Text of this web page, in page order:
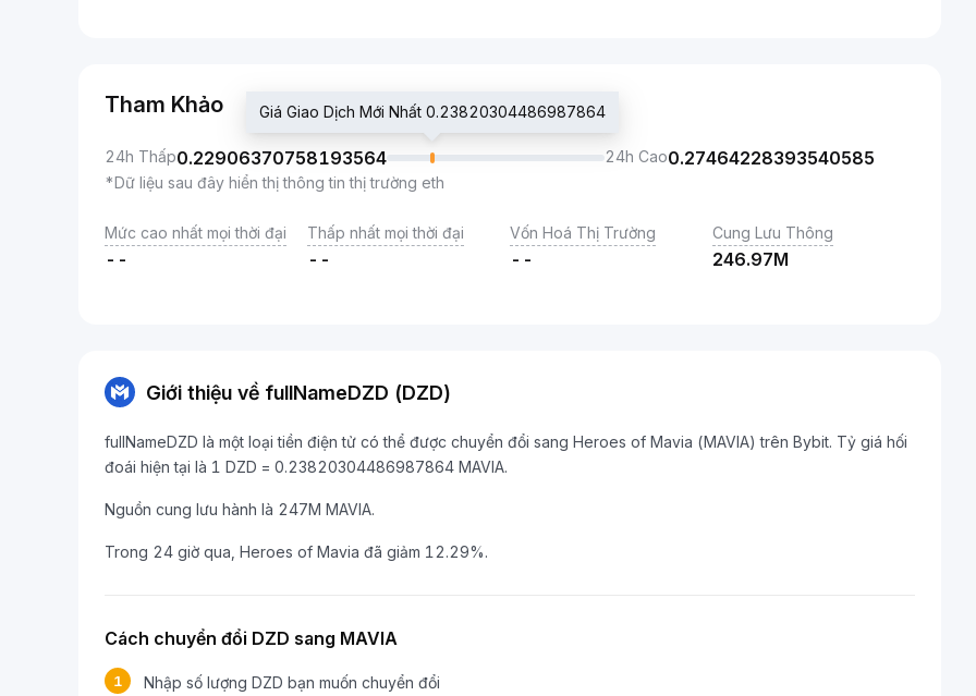
Tham Khảo
24h Thấp0.22906370758193564
Giá Giao Dịch Mới Nhất 0.23820304486987864
24h Cao0.27464228393540585
*Dữ liệu sau đây hiển thị thông tin thị trường eth
Mức cao nhất mọi thời đại
--
Thấp nhất mọi thời đại
--
Vốn Hoá Thị Trường
--
Cung Lưu Thông
246.97M
Giới thiệu về fullNameDZD (DZD)
fullNameDZD là một loại tiền điện tử có thể được chuyển đổi sang Heroes of Mavia (MAVIA) trên Bybit. Tỷ giá hối
đoái hiện tại là 1 DZD = 0.23820304486987864 MAVIA.
Nguồn cung lưu hành là 247M MAVIA.
Trong 24 giờ qua, Heroes of Mavia đã giảm 12.29%.
Cách chuyển đổi DZD sang MAVIA
1 Nhập số lượng DZD bạn muốn chuyển đổi